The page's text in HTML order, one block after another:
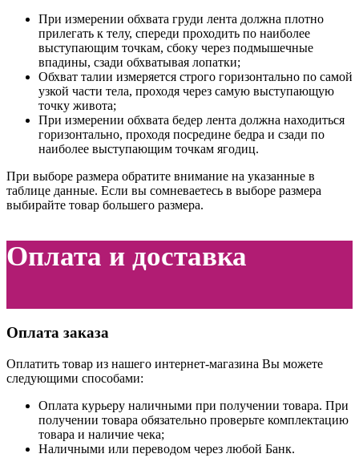
При измерении обхвата груди лента должна плотно
прилегать к телу, спереди проходить по наиболее
выступающим точкам, сбоку через подмышечные
впадины, сзади обхватывая лопатки;
Обхват талии измеряется строго горизонтально по самой
узкой части тела, проходя через самую выступающую
точку живота;
При измерении обхвата бедер лента должна находиться
горизонтально, проходя посредине бедра и сзади по
наиболее выступающим точкам ягодиц.
При выборе размера обратите внимание на указанные в
таблице данные. Если вы сомневаетесь в выборе размера
выбирайте товар большего размера.
Оплата и доставка
Оплата заказа
Оплатить товар из нашего интернет-магазина Вы можете
следующими способами:
Оплата курьеру наличными при получении товара. При
получении товара обязательно проверьте комплектацию
товара и наличие чека;
Наличными или переводом через любой Банк.